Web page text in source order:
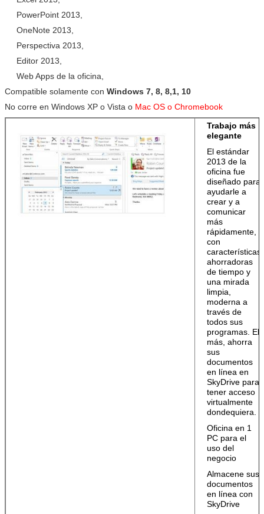
PowerPoint 2013,
OneNote 2013,
Perspectiva 2013,
Editor 2013,
Web Apps de la oficina,
Compatible solamente con Windows 7, 8, 8,1, 10
No corre en Windows XP o Vista o Mac OS o Chromebook
Trabajo más
elegante
El estándar
2013 de la
oficina fue
diseñado para
ayudarle a
crear y a
comunicar
más
rápidamente,
con
características
ahorradoras
de tiempo y
una mirada
limpia,
moderna a
través de
todos sus
programas. El
más, ahorra
sus
documentos
en línea en
SkyDrive para
tener acceso
virtualmente
dondequiera.
Oficina en 1
PC para el
uso del
negocio
Almacene sus
documentos
en línea con
SkyDrive